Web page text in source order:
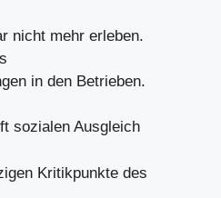
nicht mehr erleben.
in den Betrieben.
sozialen Ausgleich
Kritikpunkte des